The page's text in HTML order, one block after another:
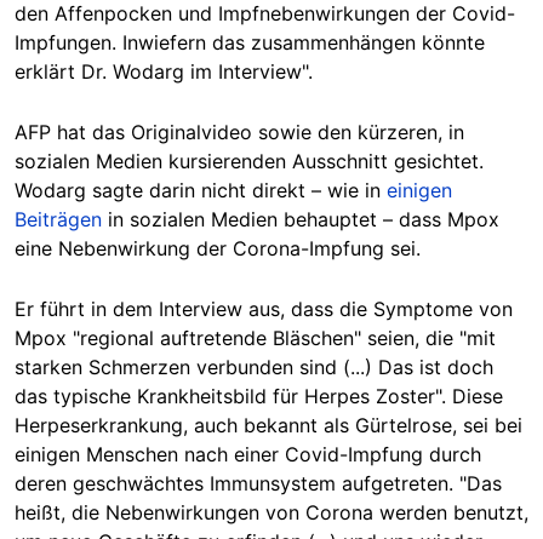
den Affenpocken und Impfnebenwirkungen der Covid-
Impfungen. Inwiefern das zusammenhängen könnte
erklärt Dr. Wodarg im Interview".
AFP hat das Originalvideo sowie den kürzeren, in
sozialen Medien kursierenden Ausschnitt gesichtet.
Wodarg sagte darin nicht direkt – wie in einigen
Beiträgen in sozialen Medien behauptet – dass Mpox
eine Nebenwirkung der Corona-Impfung sei.
Er führt in dem Interview aus, dass die Symptome von
Mpox "regional auftretende Bläschen" seien, die "mit
starken Schmerzen verbunden sind (...) Das ist doch
das typische Krankheitsbild für Herpes Zoster". Diese
Herpeserkrankung, auch bekannt als Gürtelrose, sei bei
einigen Menschen nach einer Covid-Impfung durch
deren geschwächtes Immunsystem aufgetreten. "Das
heißt, die Nebenwirkungen von Corona werden benutzt,